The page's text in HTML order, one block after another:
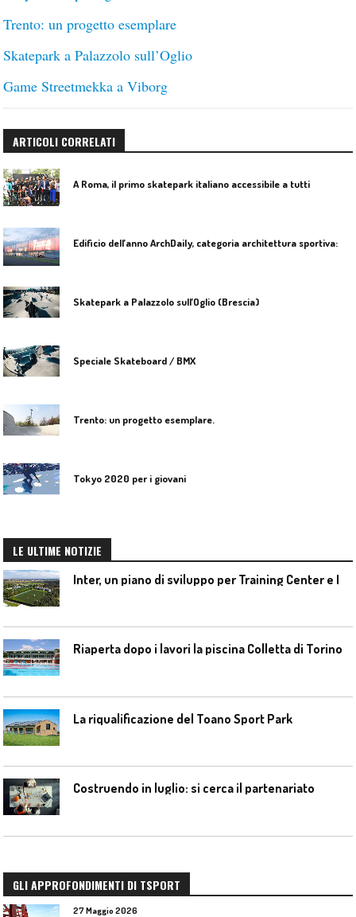
Trento: un progetto esemplare
Skatepark a Palazzolo sull’Oglio
Game Streetmekka a Viborg
ARTICOLI CORRELATI
A Roma, il primo skatepark italiano accessibile a tutti
Skatepark a Palazzolo sull’Oglio (Brescia)
Speciale Skateboard / BMX
Trento: un progetto esemplare.
Tokyo 2020 per i giovani
LE ULTIME NOTIZIE
Riaperta dopo i lavori la piscina Colletta di Torino
La riqualificazione del Toano Sport Park
Costruendo in luglio: si cerca il partenariato
GLI APPROFONDIMENTI DI TSPORT
27 Maggio 2026